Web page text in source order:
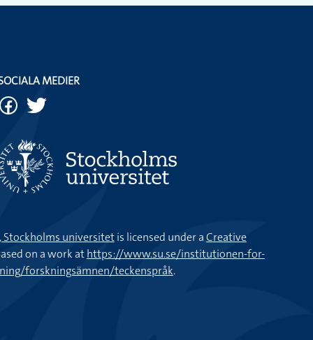
MEDIER
universitetis licensed under aCreative
on a work athttps://www.su.se/institutionen-for-
forskningsämnen/teckenspråk.